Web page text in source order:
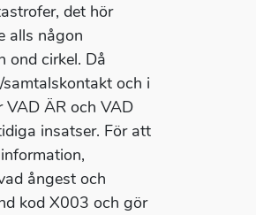
det hör
alls någon
ond cirkel. Då
och i
VAD ÄR och VAD
insatser. För att
ångest och
kod X003 och gör